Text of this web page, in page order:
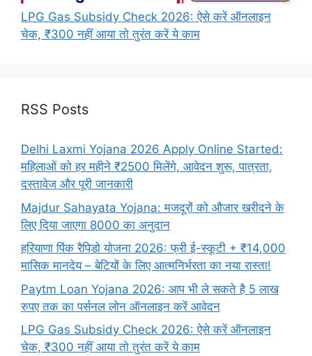
LPG Gas Subsidy Check 2026: ऐसे करें ऑनलाइन
चेक, ₹300 नहीं आया तो तुरंत करें ये काम
RSS Posts
Delhi Laxmi Yojana 2026 Apply Online Started:
महिलाओं को हर महीने ₹2500 मिलेंगे, आवेदन शुरू, पात्रता,
दस्तावेज और पूरी जानकारी
Majdur Sahayata Yojana: मजदूरों को औजार खरीदने के
लिए दिया जाएगा 8000 का अनुदान
हरियाणा पिंक रैपिडो योजना 2026: फ्री ई-स्कूटी + ₹14,000
मासिक मानदेय – बेटियों के लिए आत्मनिर्भरता का नया रास्ता!
Paytm Loan Yojana 2026: आप भी ले सकते है 5 लाख
रुपए तक का पर्सनल लोन ऑनलाइन करें आवेदन
LPG Gas Subsidy Check 2026: ऐसे करें ऑनलाइन
चेक, ₹300 नहीं आया तो तुरंत करें ये काम